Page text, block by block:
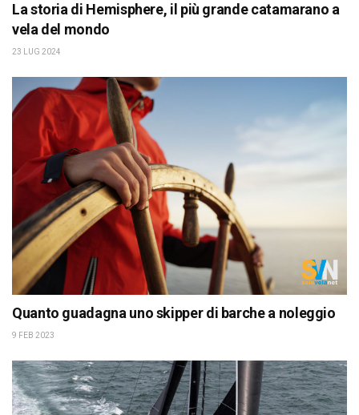
La storia di Hemisphere, il più grande catamarano a
vela del mondo
23 LUG 2024
Quanto guadagna uno skipper di barche a noleggio
9 FEB 2023